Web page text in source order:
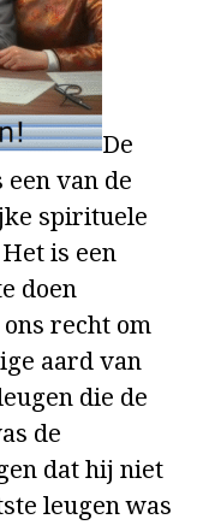
De
van de
spirituele
is een
doen
recht om
aard van
die de
de
dat hij niet
leugen was